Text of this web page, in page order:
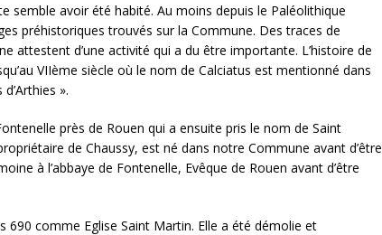
semble avoir été habité. Au moins depuis le Paléolithique
préhistoriques trouvés sur la Commune. Des traces de
attestent d’une activité qui a du être importante. L’histoire de
VIIème siècle où le nom de Calciatus est mentionné dans
».
près de Rouen qui a ensuite pris le nom de Saint
de Chaussy, est né dans notre Commune avant d’être
à l’abbaye de Fontenelle, Evêque de Rouen avant d’être
690 comme Eglise Saint Martin. Elle a été démolie et